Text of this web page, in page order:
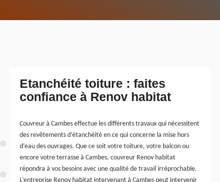
Etanchéité toiture : faites
confiance à Renov habitat
Couvreur à Cambes effectue les différents travaux qui nécessitent
des revêtements d’étanchéité en ce qui concerne la mise hors
d’eau des ouvrages. Que ce soit votre toiture, votre balcon ou
encore votre terrasse à Cambes, couvreur Renov habitat
répondra à vos besoins avec une qualité de travail irréprochable.
L’entreprise Renov habitat intervenant à Cambes peut intervenir